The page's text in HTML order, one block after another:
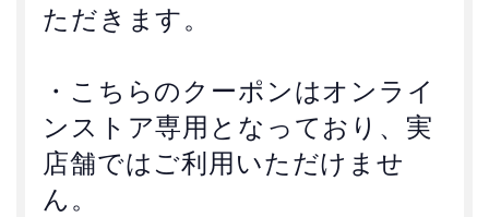
ただきます。
・こちらのクーポンはオンライ
ンストア専用となっており、実
店舗ではご利用いただけませ
ん。